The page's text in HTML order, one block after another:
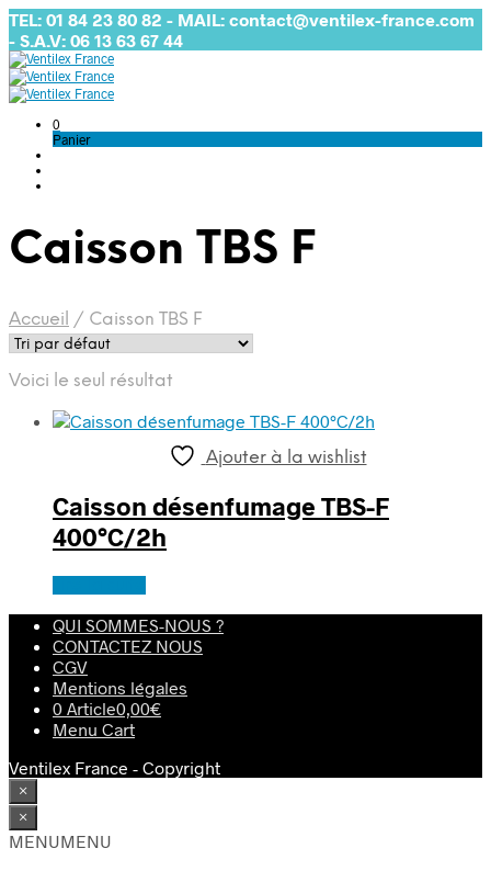
TEL: 01 84 23 80 82 - MAIL: contact@ventilex-france.com
- S.A.V: 06 13 63 67 44
0
Panier
Caisson TBS F
Accueil / Caisson TBS F
Voici le seul résultat
Ajouter à la wishlist
Caisson désenfumage TBS-F
400°C/2h
QUI SOMMES-NOUS ?
CONTACTEZ NOUS
CGV
Mentions légales
0 Article0,00€
Menu Cart
Ventilex France - Copyright
×
×
MENUMENU